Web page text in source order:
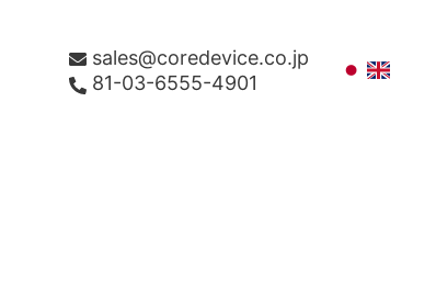
sales@coredevice.co.jp
81-03-6555-4901